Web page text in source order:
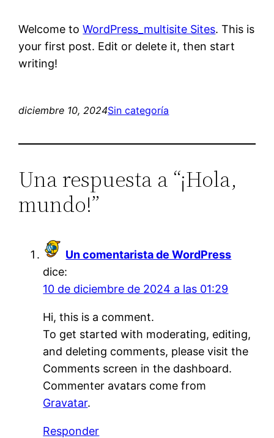
Welcome toWordPress_multisite Sites. This is
your first post. Edit or delete it, then start
writing!
diciembre 10, 2024Sin categoría
Una respuesta a “¡Hola,
mundo!”
Un comentarista de WordPress
dice:
10 de diciembre de 2024 a las 01:29
Hi, this is a comment.
To get started with moderating, editing,
and deleting comments, please visit the
Comments screen in the dashboard.
Commenter avatars come from
Gravatar.
Responder